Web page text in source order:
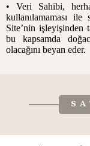
• Veri Sahibi,
kullanılamaması
Site’nin işleyişinden
bu kapsamda
olacağını beyan eder.